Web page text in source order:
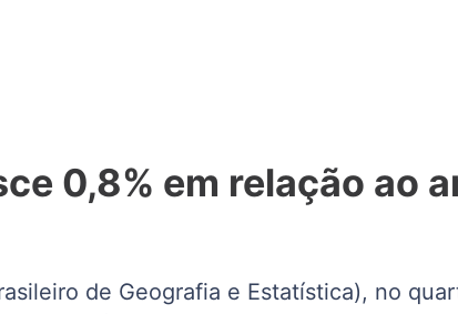
0,8% em relação ao
de Geografia e Estatística), no